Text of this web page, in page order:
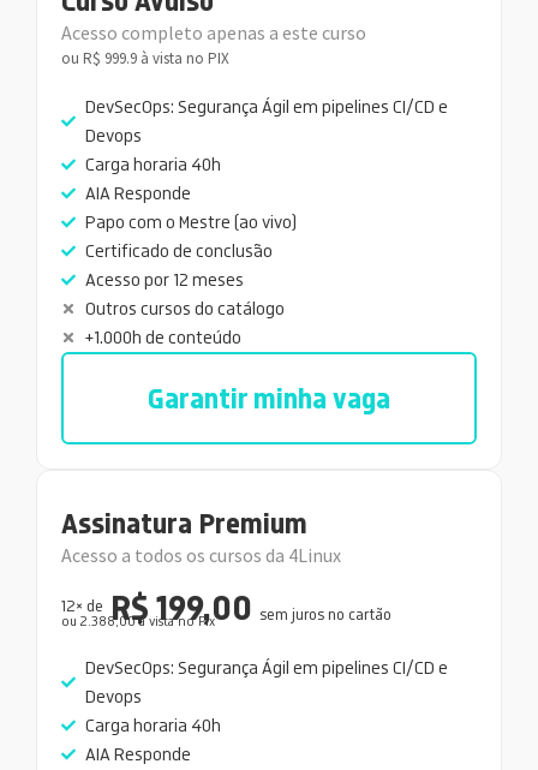
Acesso completo apenas a este curso
ou R$ 999.9 à vista no PIX
DevSecOps: Segurança Ágil em pipelines CI/CD e
Devops
Carga horaria 40h
AIA Responde
Papo com o Mestre (ao vivo)
Certificado de conclusão
Acesso por 12 meses
Outros cursos do catálogo
+1.000h de conteúdo
Garantir minha vaga
Assinatura Premium
Acesso a todos os cursos da 4Linux
12× deR$ 199,00 sem juros no cartão
ou 2.388,00 a vista no Pix
DevSecOps: Segurança Ágil em pipelines CI/CD e
Devops
Carga horaria 40h
AIA Responde